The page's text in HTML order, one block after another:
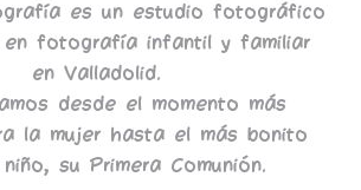
es un estudio fotográfico
en fotografía infantil y familiar
en Valladolid.
desde el momento más
la mujer hasta el más bonito
su Primera Comunión.